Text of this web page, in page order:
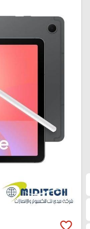
favorite_border